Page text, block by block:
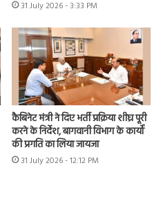
31 July 2026 - 3:33 PM
कैबिनेट मंत्री ने दिए भर्ती प्रक्रिया शीघ्र पूरी
करने के निर्देश, बागवानी विभाग के कार्यों
की प्रगति का लिया जायजा
31 July 2026 - 12:12 PM